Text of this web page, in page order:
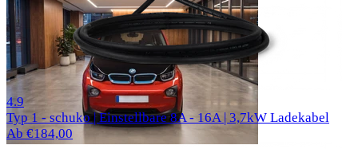
4.9 58 Bewertungen
Typ 1 - schuko | Einstellbare 8A - 16A | 3,7kW Ladekabel
Ab €184,00